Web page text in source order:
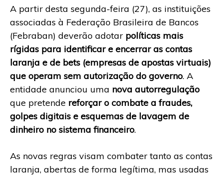
A partir desta segunda-feira (27), as instituições
associadas à Federação Brasileira de Bancos
(Febraban) deverão adotar políticas mais
rígidas para identificar e encerrar as contas
laranja e de bets (empresas de apostas virtuais)
que operam sem autorização do governo. A
entidade anunciou uma nova autorregulação
que pretende reforçar o combate a fraudes,
golpes digitais e esquemas de lavagem de
dinheiro no sistema financeiro.
As novas regras visam combater tanto as contas
laranja, abertas de forma legítima, mas usadas